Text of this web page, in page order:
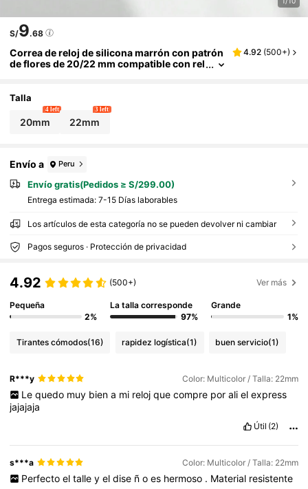
S/9.68
Correa de reloj de silicona marrón con patrón
de flores de 20/22 mm compatible con rel
Watch 3/Galaxy, GT2/GT3 y talla grande
4.92 (500+)
Talla
20mm
4 left
22mm
3 left
Envío a Peru
Envío gratis(Pedidos ≥ S/299.00)
Entrega estimada: 7-15 Días laborables
Los artículos de esta categoría no se pueden devolver ni cambiar
Pagos seguros · Protección de privacidad
4.92 (500+) Ver más
Pequeña
2%
La talla corresponde
97%
Grande
1%
Tirantes cómodos(16) rapidez logística(1) buen servicio(1)
R***y Color: Multicolor / Talla: 22mm
Le quedo muy bien a mi reloj que compre por ali el express
jajajaja
Útil (2)
s***a Color: Multicolor / Talla: 22mm
Perfecto el talle y el dise ñ o es hermoso . Material resistente